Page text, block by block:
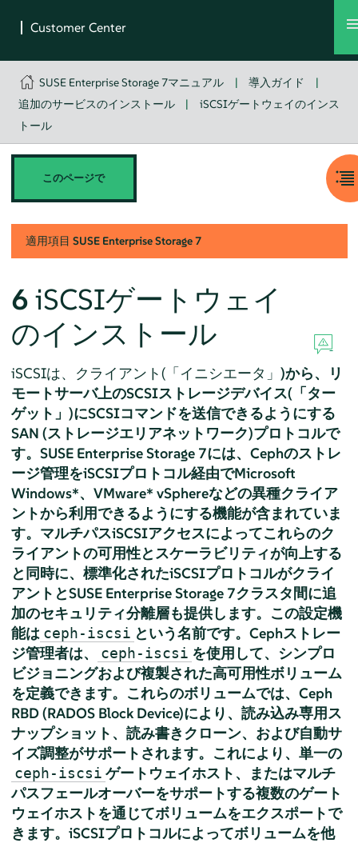
SUSE Enterprise Storage 7マニュアル | 導入ガイド
|
追加のサービスのインストール
|
iSCSIゲートウェイのインス
トール
このページで
適用項目 SUSE Enterprise Storage7
6 iSCSIゲートウェイ
のインストール
iSCSIは、クライアント(「イニシエータ」 )から、リ
モートサーバ上のSCSIストレージデバイス(「ター
ゲット」 )にSCSIコマンドを送信できるようにする
SAN (ストレージエリアネットワーク)プロトコルで
す。SUSE Enterprise Storage 7には、Cephのストレ
ージ管理をiSCSIプロトコル経由でMicrosoft
Windows*、VMware* vSphereなどの異種クライア
ントから利用できるようにする機能が含まれていま
す。マルチパスiSCSIアクセスによってこれらのク
ライアントの可用性とスケーラビリティが向上する
と同時に、標準化されたiSCSIプロトコルがクライ
アントとSUSE Enterprise Storage 7クラスタ間に追
加のセキュリティ分離層も提供します。この設定機
能は ceph-iscsi という名前です。Cephストレー
ジ管理者は、
ceph-iscsi を使用して、シンプロ
ビジョニングおよび複製された高可用性ボリューム
を定義できます。これらのボリュームでは、Ceph
RBD (RADOS Block Device)により、読み込み専用ス
ナップショット、読み書きクローン、および自動サ
イズ調整がサポートされます。これにより、単一の
ceph-iscsi ゲートウェイホスト、またはマルチ
パスフェールオーバーをサポートする複数のゲート
ウェイホストを通じてボリュームをエクスポートで
きます。iSCSIプロトコルによってボリュームを他